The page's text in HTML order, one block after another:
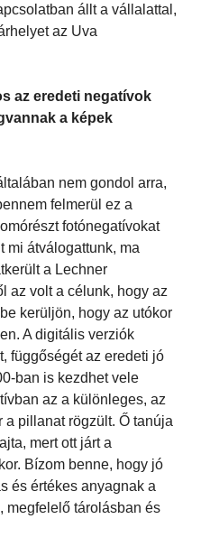
állt a vállalattal,
az Uva
az eredeti negatívok
a képek
nem gondol arra,
felmerül ez a
fotónegatívokat
mi átválogattunk, ma
a Lechner
az volt a célunk, hogy az
kerüljön, hogy az utókor
A digitális verziók
függőségét az eredeti jó
ban is kezdhet vele
az a különleges, az
a pillanat rögzült. Ő tanúja
mert ott járt a
Bízom benne, hogy jó
és értékes anyagnak a
megfelelő tárolásban és